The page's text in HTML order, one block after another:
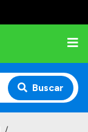
Buscar
/